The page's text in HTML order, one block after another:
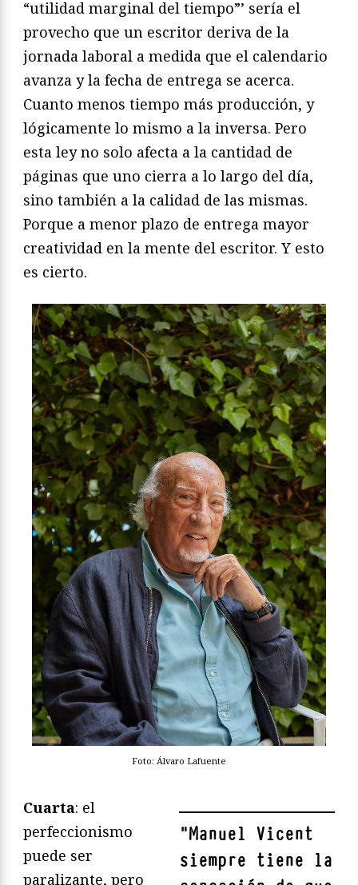
“utilidad marginal del tiempo”’ sería el
provecho que un escritor deriva de la
jornada laboral a medida que el calendario
avanza y la fecha de entrega se acerca.
Cuanto menos tiempo más producción, y
lógicamente lo mismo a la inversa. Pero
esta ley no solo afecta a la cantidad de
páginas que uno cierra a lo largo del día,
sino también a la calidad de las mismas.
Porque a menor plazo de entrega mayor
creatividad en la mente del escritor. Y esto
es cierto.
Foto: Álvaro Lafuente
"Manuel Vicent
siempre tiene la
Cuarta: el
perfeccionismo
puede ser
paralizante, pero